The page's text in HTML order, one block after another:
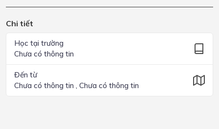
Chi tiết
Học tại trường
Chưa có thông tin
Đến từ
Chưa có thông tin , Chưa có thông tin